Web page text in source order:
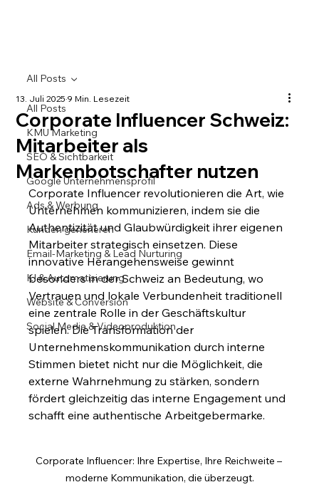
All Posts
KMU Marketing
SEO & Sichtbarkeit
Google Unternehmensprofil
Ads & Werbung
Kunden generieren
Email-Marketing & Lead Nurturing
KI & Automatisierung
Website & Conversion
Social Media & Videoproduktion
All Posts
Corporate Influencer Schweiz:
Mitarbeiter als
Markenbotschafter nutzen
13. Juli 20259 Min. Lesezeit
Corporate Influencer revolutionieren die Art, wie
Unternehmen kommunizieren, indem sie die
Authentizität und Glaubwürdigkeit ihrer eigenen
Mitarbeiter strategisch einsetzen. Diese
innovative Herangehensweise gewinnt
besonders in der Schweiz an Bedeutung, wo
Vertrauen und lokale Verbundenheit traditionell
eine zentrale Rolle in der Geschäftskultur
spielen. Die Transformation der
Unternehmenskommunikation durch interne
Stimmen bietet nicht nur die Möglichkeit, die
externe Wahrnehmung zu stärken, sondern
fördert gleichzeitig das interne Engagement und
schafft eine authentische Arbeitgebermarke.
Corporate Influencer: Ihre Expertise, Ihre Reichweite –
moderne Kommunikation, die überzeugt.